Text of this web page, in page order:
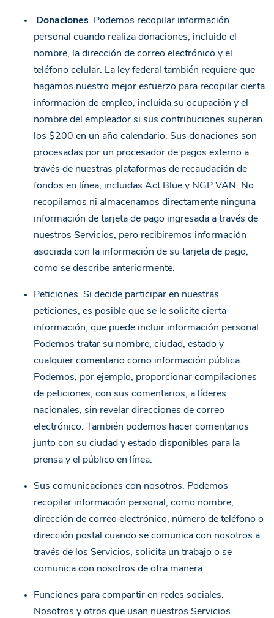
Donaciones. Podemos recopilar información
personal cuando realiza donaciones, incluido el
nombre, la dirección de correo electrónico y el
teléfono celular. La ley federal también requiere que
hagamos nuestro mejor esfuerzo para recopilar cierta
información de empleo, incluida su ocupación y el
nombre del empleador si sus contribuciones superan
los $200 en un año calendario. Sus donaciones son
procesadas por un procesador de pagos externo a
través de nuestras plataformas de recaudación de
fondos en línea, incluidas Act Blue y NGP VAN. No
recopilamos ni almacenamos directamente ninguna
información de tarjeta de pago ingresada a través de
nuestros Servicios, pero recibiremos información
asociada con la información de su tarjeta de pago,
como se describe anteriormente.
Peticiones. Si decide participar en nuestras
peticiones, es posible que se le solicite cierta
información, que puede incluir información personal.
Podemos tratar su nombre, ciudad, estado y
cualquier comentario como información pública.
Podemos, por ejemplo, proporcionar compilaciones
de peticiones, con sus comentarios, a líderes
nacionales, sin revelar direcciones de correo
electrónico. También podemos hacer comentarios
junto con su ciudad y estado disponibles para la
prensa y el público en línea.
Sus comunicaciones con nosotros. Podemos
recopilar información personal, como nombre,
dirección de correo electrónico, número de teléfono o
dirección postal cuando se comunica con nosotros a
través de los Servicios, solicita un trabajo o se
comunica con nosotros de otra manera.
Funciones para compartir en redes sociales.
Nosotros y otros que usan nuestros Servicios